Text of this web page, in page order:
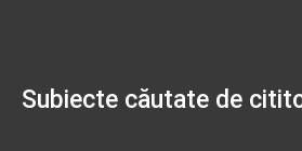
Subiecte căutate de